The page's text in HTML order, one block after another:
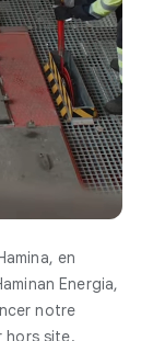
en
Energia,
notre
hors site.